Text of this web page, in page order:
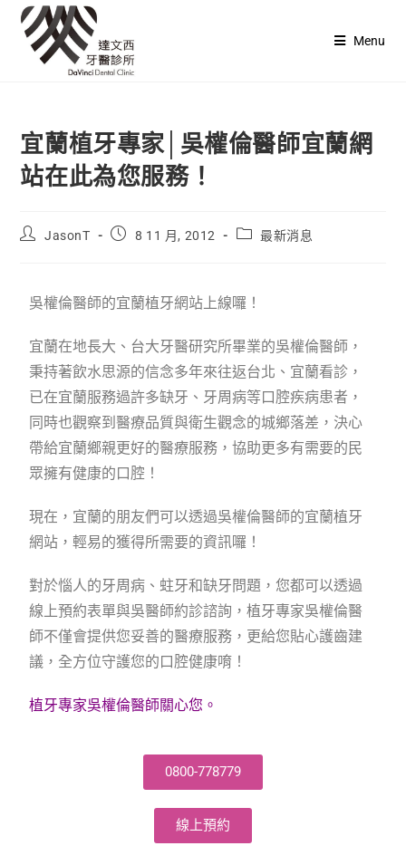
Menu
宜蘭植牙專家│吳權倫醫師宜蘭網
站在此為您服務！
JasonT 8 11 月, 2012 最新消息
吳權倫醫師的宜蘭植牙網站上線囉！
宜蘭在地長大、台大牙醫研究所畢業的吳權倫醫師，
秉持著飲水思源的信念多年來往返台北、宜蘭看診，
已在宜蘭服務過許多缺牙、牙周病等口腔疾病患者，
同時也觀察到醫療品質與衛生觀念的城鄉落差，決心
帶給宜蘭鄉親更好的醫療服務，協助更多有需要的民
眾擁有健康的口腔！
現在，宜蘭的朋友們可以透過吳權倫醫師的宜蘭植牙
網站，輕易的獲得所需要的資訊囉！
對於惱人的牙周病、蛀牙和缺牙問題，您都可以透過
線上預約表單與吳醫師約診諮詢，植牙專家吳權倫醫
師不僅會提供您妥善的醫療服務，更給您貼心護齒建
議，全方位守護您的口腔健康唷！
植牙專家吳權倫醫師關心您。
0800-778779
線上預約